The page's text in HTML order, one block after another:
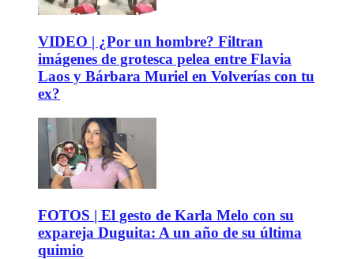
VIDEO | ¿Por un hombre? Filtran
imágenes de grotesca pelea entre Flavia
Laos y Bárbara Muriel en Volverías con tu
ex?
FOTOS | El gesto de Karla Melo con su
expareja Duguita: A un año de su última
quimio